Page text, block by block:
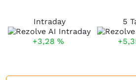
Intraday
+3,28 %
5